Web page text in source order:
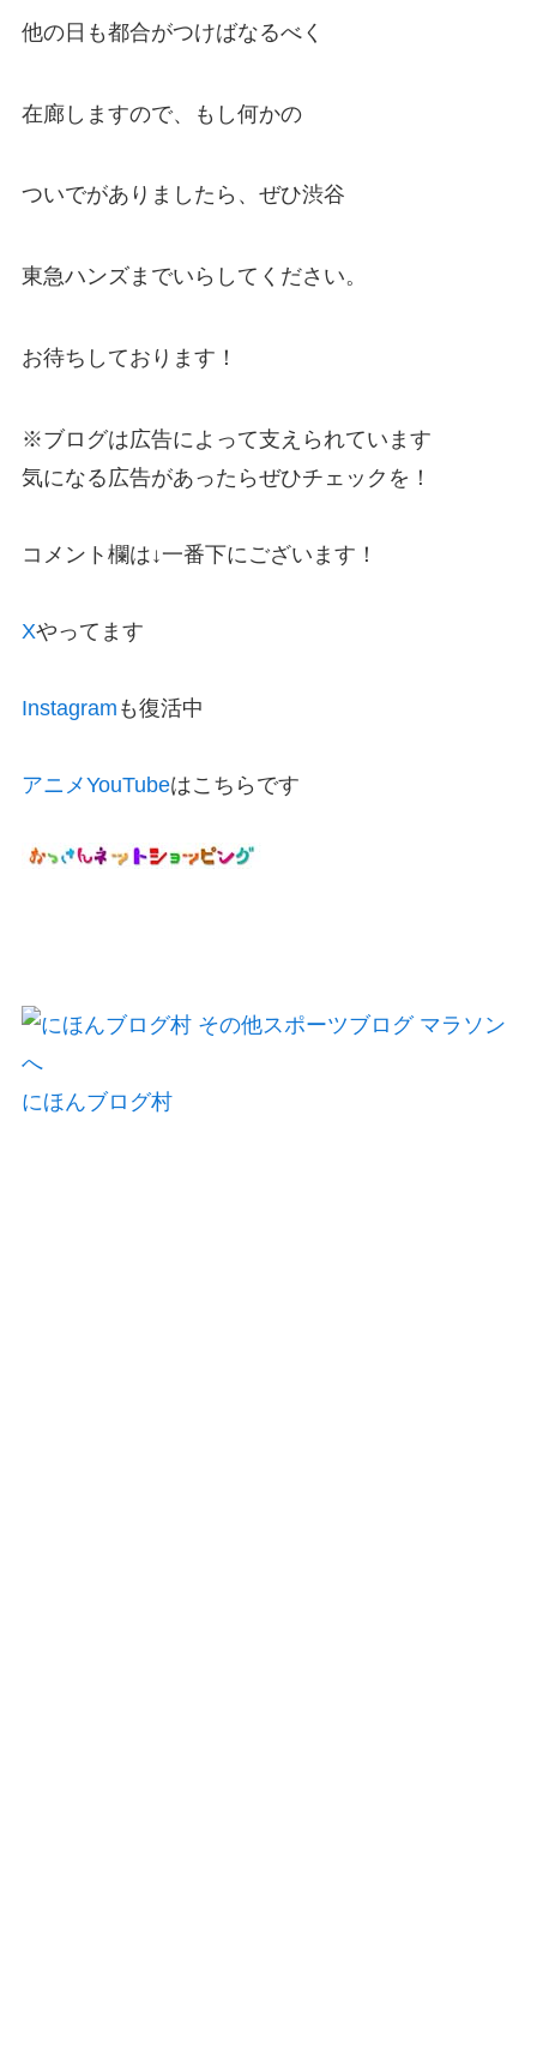
他の日も都合がつけばなるべく
在廊しますので、もし何かの
ついでがありましたら、ぜひ渋谷
東急ハンズまでいらしてください。
お待ちしております！
※ブログは広告によって支えられています
気になる広告があったらぜひチェックを！
コメント欄は↓一番下にございます！
Xやってます
Instagram も復活中
アニメYouTubeはこちらです
にほんブログ村